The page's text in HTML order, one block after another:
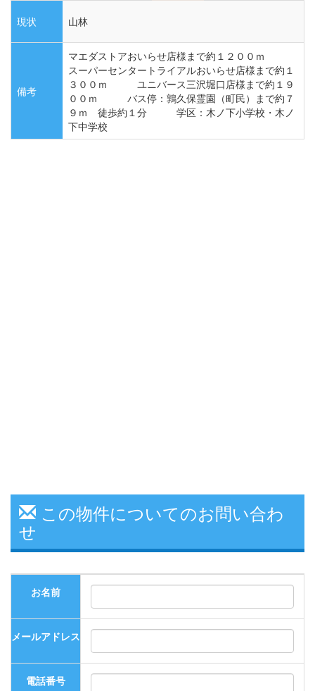
現状 山林
備考
マエダストアおいらせ店様まで約１２００ｍ
スーパーセンタートライアルおいらせ店様まで約１
３００ｍ ユニバース三沢堀口店様まで約１９
００ｍ バス停：鶉久保霊園（町民）まで約７
９ｍ 徒歩約１分 学区：木ノ下小学校・木ノ
下中学校
この物件についてのお問い合わ
せ
お名前
メールアドレス
電話番号